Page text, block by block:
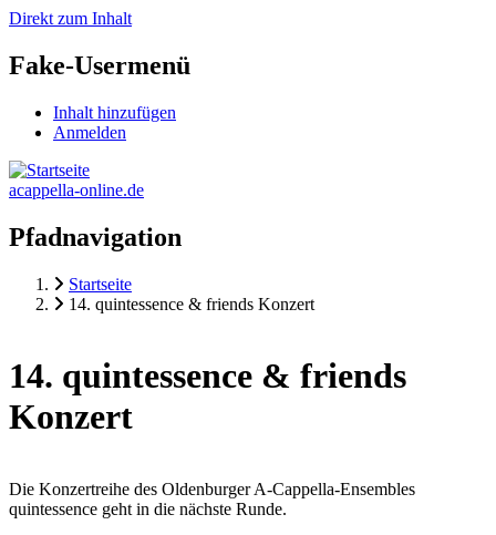
Direkt zum Inhalt
Fake-Usermenü
Inhalt hinzufügen
Anmelden
acappella-online.de
Pfadnavigation
Startseite
14. quintessence & friends Konzert
14. quintessence & friends
Konzert
Die Konzertreihe des Oldenburger A-Cappella-Ensembles
quintessence geht in die nächste Runde.